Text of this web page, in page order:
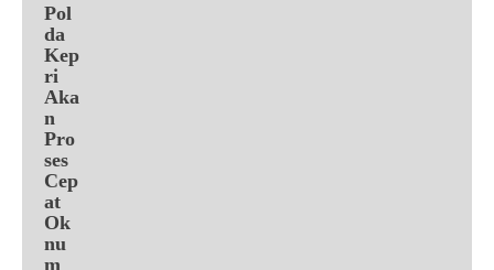
Pol
da
Kep
ri
Aka
n
Pro
ses
Cep
at
Ok
nu
m